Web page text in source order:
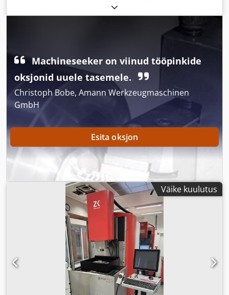
420 mm, Y-telje liikumisteekond:
mm, Z-telje liikumisteekond:350 mm,
Machineseeker on viinud tööpinkide
oksjonid uuele tasemele.
Christoph Bobe, Amann Werkzeugmaschinen
GmbH
Esita oksjon
Väike kuulutus